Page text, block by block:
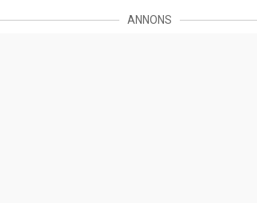
ANNONS